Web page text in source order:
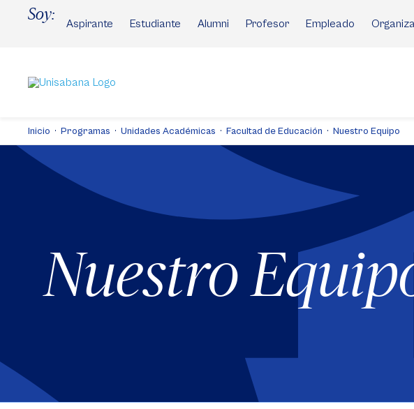
Soy:
Aspirante Estudiante Alumni Profesor Empleado
Inicio Programas Unidades Académicas Facultad de Educación Nuestro Equipo
Nuestro